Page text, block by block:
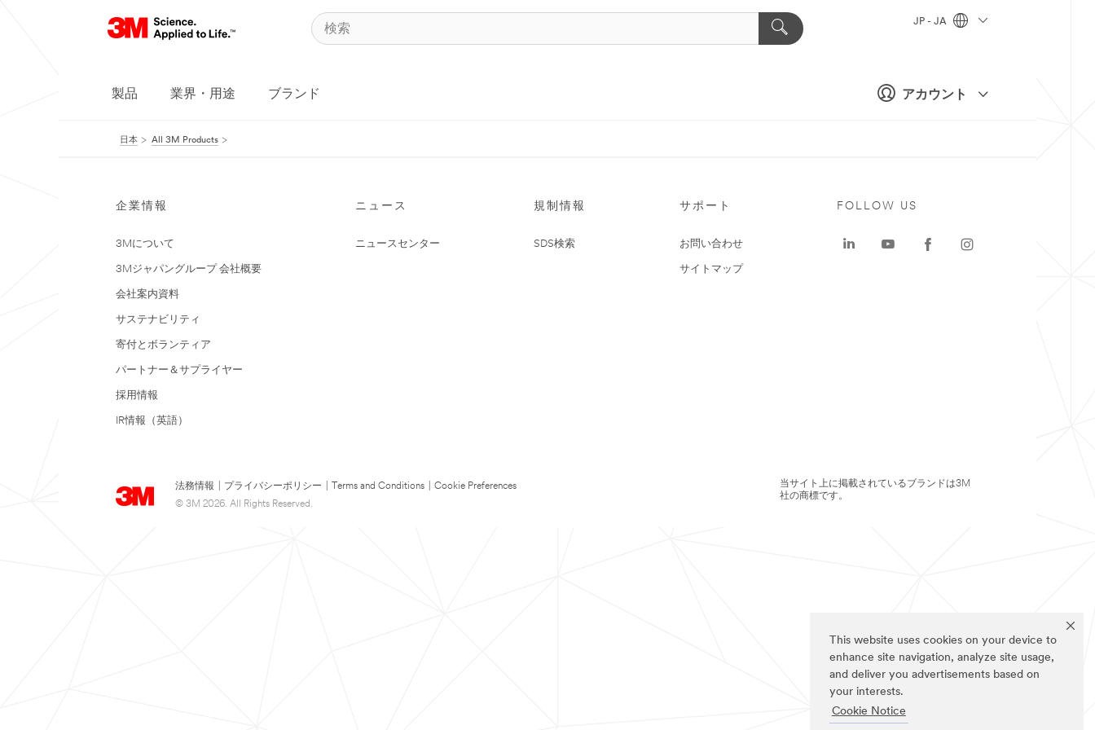
This website uses cookies on your device to
enhance site navigation, analyze site usage,
and deliver you advertisements based on
your interests.
Cookie Notice
アカウント
JP - JA
製品 業界・用途 ブランド
日本 All 3M Products
企業情報
3Mについて
3Mジャパングループ 会社概要
会社案内資料
サステナビリティ
寄付とボランティア
パートナー＆サプライヤー
採用情報
IR情報（英語）
ニュース
ニュースセンター
規制情報
SDS検索
サポート
お問い合わせ
サイトマップ
法務情報 プライバシーポリシー Terms and Conditions
Cookie Preferences
© 3M 2026. All Rights Reserved.
FOLLOW US
当サイト上に掲載されているブランドは3M
社の商標です。